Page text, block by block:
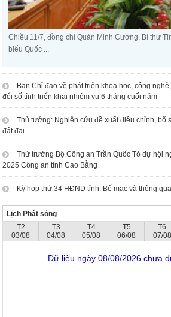
Chiều 11/7, đồng chí Quản Minh Cường, Bí thư
biểu Quốc ...
Ban Chỉ đạo về phát triển khoa học, công
đổi số tỉnh triển khai nhiệm vụ 6 tháng cuối năm
Thủ tướng: Nghiên cứu đề xuất điều chỉnh, bổ
đất đai
Thứ trưởng Bộ Công an Trần Quốc Tỏ dự hội
2025 Công an tỉnh Cao Bằng
Kỳ họp thứ 34 HĐND tỉnh: Bế mạc và thông
Lịch Phát sóng
T2
03/08
T3
04/08
T4
05/08
T5
06/08
T6
07/08
Dữ liệu ngày 08/08/2026 chưa